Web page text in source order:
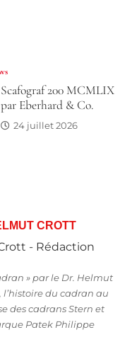
Scafograf 200 MCMLIX
par Eberhard & Co.
24 juillet 2026
CROTT
» par le Dr. Helmut
l’histoire du cadran au
des cadrans Stern et
Patek Philippe